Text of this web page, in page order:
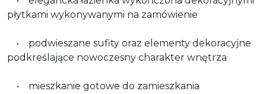
płytkami wykonywanymi na zamówienie
• podwieszane sufity oraz elementy dekoracyjne
podkreślające nowoczesny charakter wnętrza
• mieszkanie gotowe do zamieszkania